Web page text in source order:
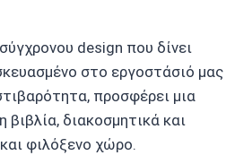
design που δίνει
στο εργοστάσιό μας
προσφέρει μια
βιβλία, διακοσμητικά και
φιλόξενο χώρο.